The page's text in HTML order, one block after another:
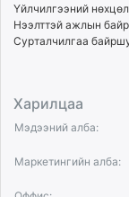
Үйлчилгээний нөхцөл
Нээлттэй ажлын байр
Сурталчилгаа
Харилцаа
Мэдээний алба:
Маркетингийн алба: